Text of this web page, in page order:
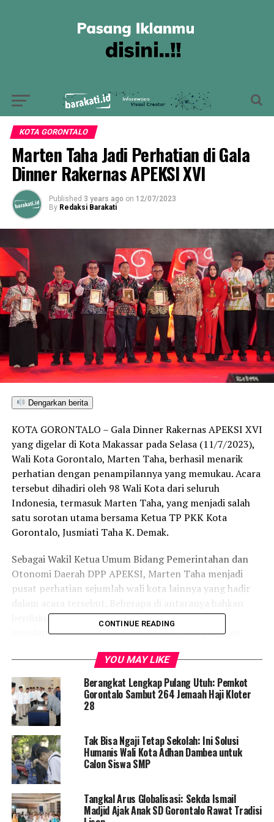
KOTA GORONTALO
Marten Taha Jadi Perhatian di Gala
Dinner Rakernas APEKSI XVI
Published 3 years ago on 12/07/2023
By Redaksi Barakati
Dengarkan berita
KOTA GORONTALO – Gala Dinner Rakernas APEKSI XVI
yang digelar di Kota Makassar pada Selasa (11/7/2023),
Wali Kota Gorontalo, Marten Taha, berhasil menarik
perhatian dengan penampilannya yang memukau. Acara
tersebut dihadiri oleh 98 Wali Kota dari seluruh
Indonesia, termasuk Marten Taha, yang menjadi salah
satu sorotan utama bersama Ketua TP PKK Kota
Gorontalo, Jusmiati Taha K. Demak.
Sebagai Wakil Ketua Umum Bidang Pemerintahan dan
Otonomi Daerah DPP APEKSI, Marten Taha menjadi
pusat perhatian sejumlah wali kota lainnya yang hadir
berdiskusi dengan Wali Kota Gorontalo untuk
mendapatkan informasi tentang program-program
Salah satunya adalah Wali Kota Makassar, Mohammad
Ramdhan Pomanto, yang mengungkapkan apresiasinya
terhadap Marten Taha sebagai seorang senior dan sosok
visioner asal Gorontalo.
“Pak Wali Kota Gorontalo ini adalah senior saya dan
beliau juga merupakan seorang visioner dari Gorontalo.
Kami sudah bersahabat sejak dulu. Saya mengucapkan
memeriahkan Rakernas APEKSI XVI di Kota Makassar,”
ujar Wali Kota Makassar yang akrab disapa Dani
CONTINUE READING
YOU MAY LIKE
Berangkat Lengkap Pulang Utuh: Pemkot
Gorontalo Sambut 264 Jemaah Haji Kloter
28
Tak Bisa Ngaji Tetap Sekolah: Ini Solusi
Humanis Wali Kota Adhan Dambea untuk
Calon Siswa SMP
Tangkal Arus Globalisasi: Sekda Ismail
Madjid Ajak Anak SD Gorontalo Rawat Tradisi